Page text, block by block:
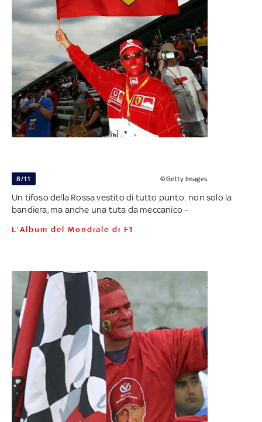
8/11 ©Getty Images
Un tifoso della Rossa vestito di tutto punto: non solo la
bandiera, ma anche una tuta da meccanico –
L'Album del Mondiale di F1